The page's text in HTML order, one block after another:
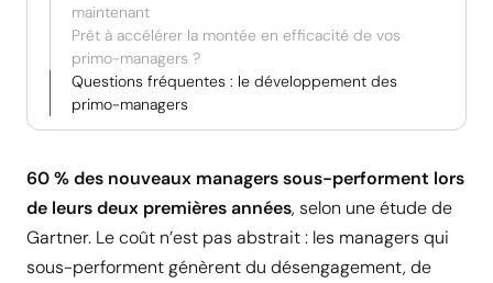
maintenant
Prêt à accélérer la montée en efficacité de vos
primo-managers ?
Questions fréquentes : le développement des
primo-managers
60 % des nouveaux managers sous-performent lors
de leurs deux premières années, selon une étude de
Gartner. Le coût n’est pas abstrait : les managers qui
sous-performent génèrent du désengagement, de